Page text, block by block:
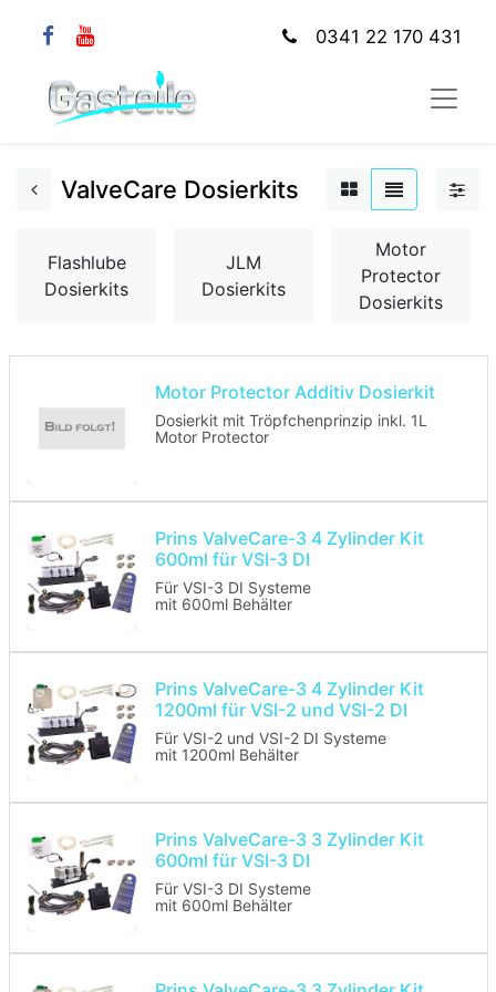
0341 22 170 431
ValveCare Dosierkits
Flashlube
Dosierkits
JLM
Dosierkits
Motor
Protector
Dosierkits
Motor Protector Additiv Dosierkit
Dosierkit mit Tröpfchenprinzip inkl. 1L
Motor Protector
Prins ValveCare-3 4 Zylinder Kit
600ml für VSI-3 DI
Für VSI-3 DI Systeme
mit 600ml Behälter
Prins ValveCare-3 4 Zylinder Kit
1200ml für VSI-2 und VSI-2 DI
Für VSI-2 und VSI-2 DI Systeme
mit 1200ml Behälter
Prins ValveCare-3 3 Zylinder Kit
600ml für VSI-3 DI
Für VSI-3 DI Systeme
mit 600ml Behälter